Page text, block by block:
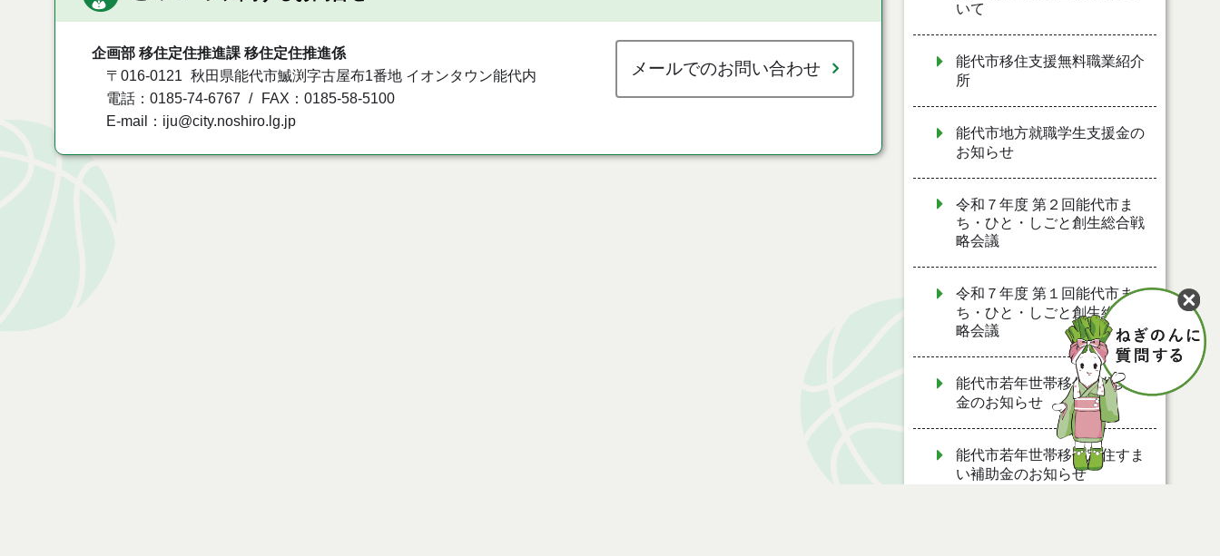
企画部 移住定住推進課 移住定住推進係
〒016-0121
秋田県能代市鰄渕字古屋布1番地 イオンタウン能代内
電話：0185-74-6767
FAX：0185-58-5100
E-mail：iju@city.noshiro.lg.jp
メールでのお問い合わせ
いて
能代市移住支援無料職業紹介
所
能代市地方就職学生支援金の
お知らせ
令和７年度 第２回能代市ま
ち・ひと・しごと創生総合戦
略会議
令和７年度 第１回能代市ま
ち・ひと・しごと創生総合戦
略会議
能代市若年世帯移住定住奨励
金のお知らせ
能代市若年世帯移住定住すま
い補助金のお知らせ